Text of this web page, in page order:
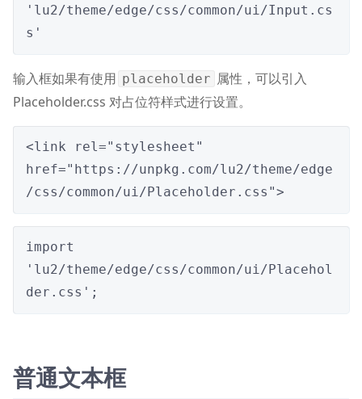
'lu2/theme/edge/css/common/ui/Input.cs
s'
输入框如果有使用 placeholder 属性，可以引入
Placeholder.css 对占位符样式进行设置。
<link rel="stylesheet"
href="https://unpkg.com/lu2/theme/edge
/css/common/ui/Placeholder.css">
import
'lu2/theme/edge/css/common/ui/Placehol
der.css';
普通文本框